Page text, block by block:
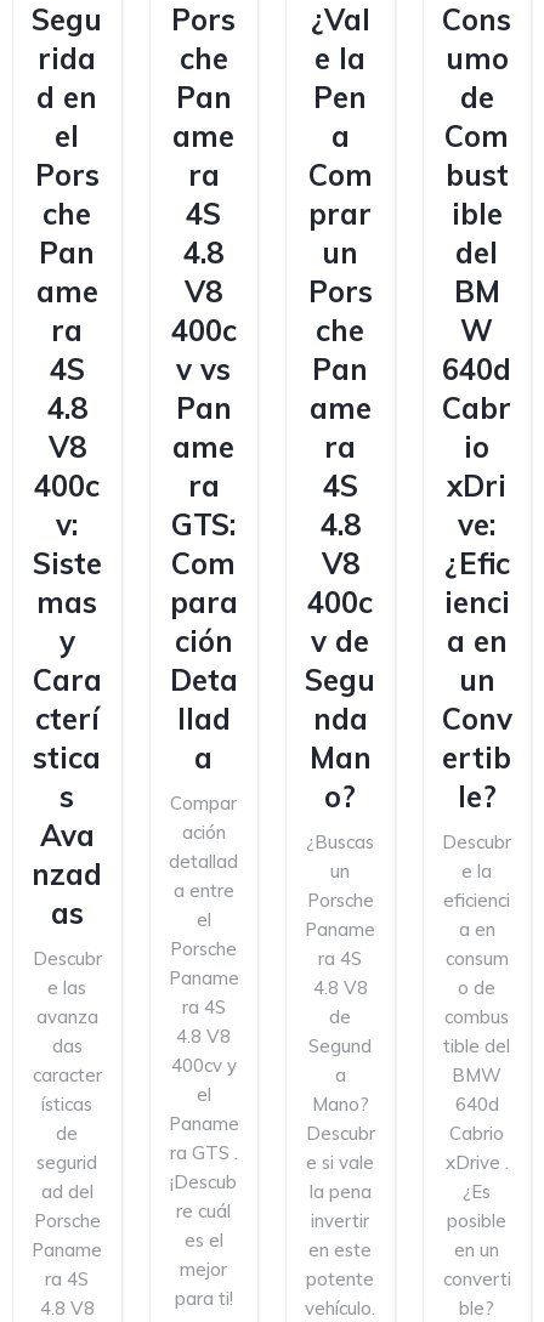
Segu
rida
d en
el
Pors
che
Pan
ame
ra
4S
4.8
V8
400c
v:
Siste
mas
y
Cara
cterí
stica
s
Ava
nzad
as
Descubr
e las
avanza
das
caracter
ísticas
de
segurid
ad del
Porsche
Paname
ra 4S
4.8 V8
Pors
che
Pan
ame
ra
4S
4.8
V8
400c
v vs
Pan
ame
ra
GTS:
Com
para
ción
Deta
llad
a
Compar
ación
detallad
a entre
el
Porsche
Paname
ra 4S
4.8 V8
400cv y
el
Paname
ra GTS .
¡Descub
re cuál
es el
mejor
para ti!
¿Val
e la
Pen
a
Com
prar
un
Pors
che
Pan
ame
ra
4S
4.8
V8
400c
v de
Segu
nda
Man
o?
¿Buscas
un
Porsche
Paname
ra 4S
4.8 V8
de
Segund
a
Mano?
Descubr
e si vale
la pena
invertir
en este
potente
vehículo.
Cons
umo
de
Com
bust
ible
del
BM
W
640d
Cabr
io
xDri
ve:
¿Efic
ienci
a en
un
Conv
ertib
le?
Descubr
e la
eficienci
a en
consum
o de
combus
tible del
BMW
640d
Cabrio
xDrive .
¿Es
posible
en un
converti
ble?